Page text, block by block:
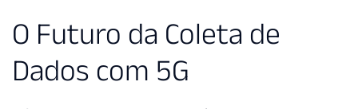
O Futuro da Coleta de
Dados com 5G